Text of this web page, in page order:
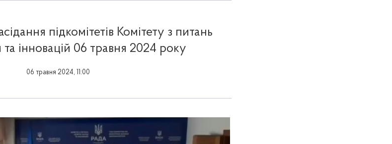
підкомітетів Комітету з питань
та інновацій 06 травня 2024 року
06 травня 2024, 11:00